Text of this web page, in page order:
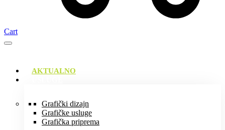
Cart
AKTUALNO
Grafički dizajn
Grafičke usluge
Grafička priprema